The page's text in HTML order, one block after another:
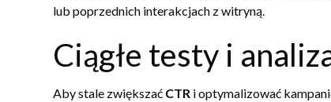
lub poprzednich interakcjach z witryną.
Ciągłe testy i
Aby stale zwiększać CTR i optymalizować